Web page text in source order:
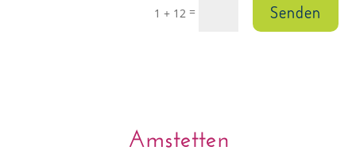
1 + 12 = Senden
Amstetten